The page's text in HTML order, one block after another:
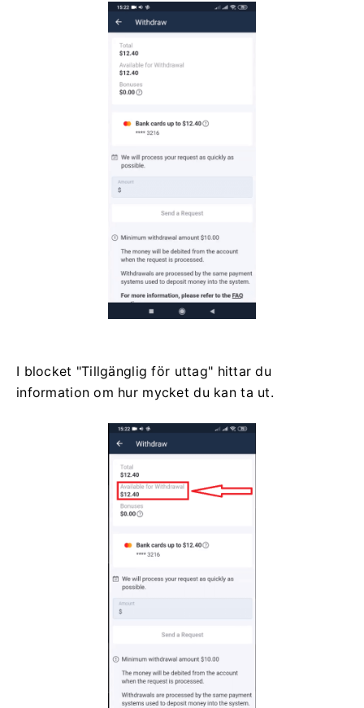
I blocket "Tillgänglig för uttag" hittar du
information om hur mycket du kan ta ut.